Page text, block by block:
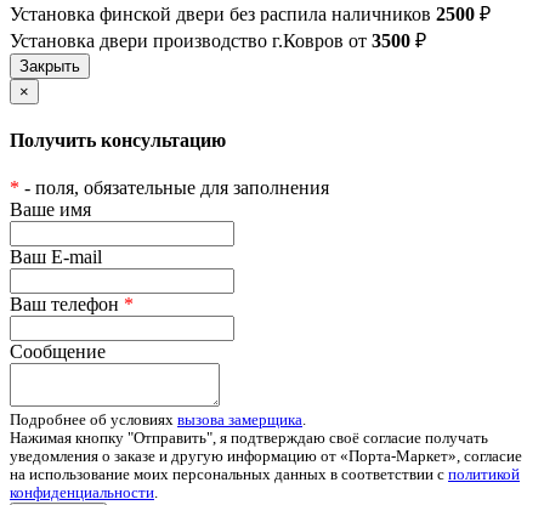
Установка финской двери без распила наличников 2500 ₽
Установка двери производство г.Ковров от 3500 ₽
×
Получить консультацию
* - поля, обязательные для заполнения
Ваше имя
Ваш E-mail
Ваш телефон *
Сообщение
Подробнее об условиях вызова замерщика.
Нажимая кнопку "Отправить", я подтверждаю своё согласие получать
уведомления о заказе и другую информацию от «Порта-Маркет», согласие
на использование моих персональных данных в соответствии с политикой
конфиденциальности.